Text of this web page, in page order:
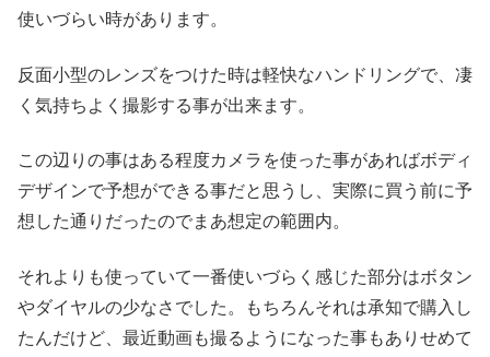
使いづらい時があります。
反面小型のレンズをつけた時は軽快なハンドリングで、凄
く気持ちよく撮影する事が出来ます。
この辺りの事はある程度カメラを使った事があればボディ
デザインで予想ができる事だと思うし、実際に買う前に予
想した通りだったのでまあ想定の範囲内。
それよりも使っていて一番使いづらく感じた部分はボタン
やダイヤルの少なさでした。もちろんそれは承知で購入し
たんだけど、最近動画も撮るようになった事もありせめて